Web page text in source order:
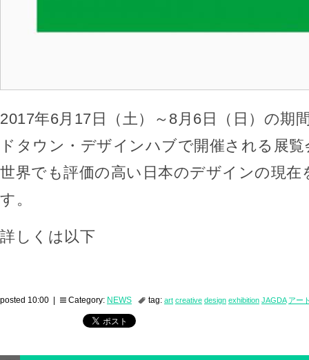
2017年6月17日（土）～8月6日（日）の期
ドタウン・デザインハブで開催される展
世界でも評価の高い日本のデザインの現在
す。
詳しくは以下
posted 10:00 | Category: NEWS tag: art creative design exhibition JAGDA アー